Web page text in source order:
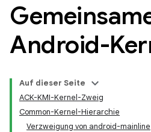
Android-
Auf dieser Seite
ACK-KMI-Kernel-Zweig
Common-Kernel-Hierarchie
Verzweigung von android-mainline